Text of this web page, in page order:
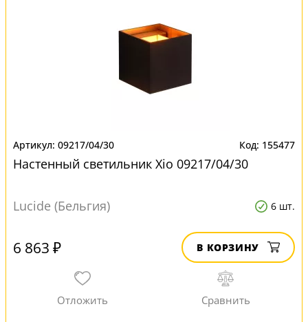
09217/04/30 155477
Настенный светильник Xio 09217/04/30
Lucide (Бельгия) 6 шт.
6 863 ₽ В КОРЗИНУ